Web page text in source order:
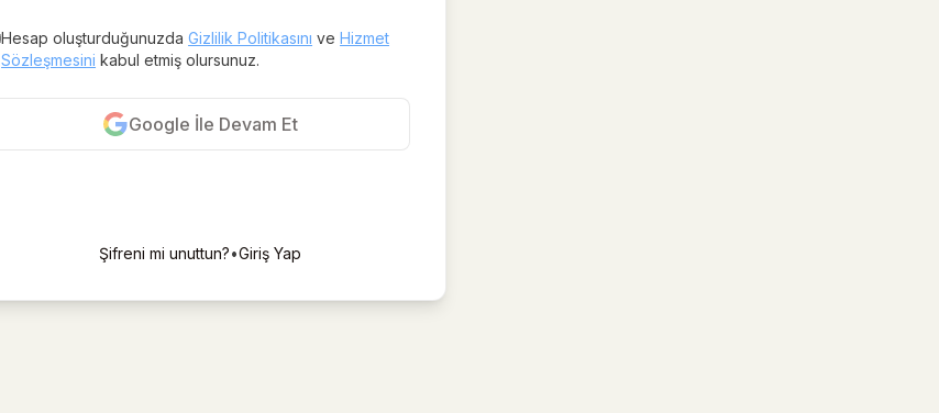
Hesap oluşturduğunuzda Gizlilik Politikasını ve Hizmet
Sözleşmesini kabul etmiş olursunuz.
Google İle Devam Et
Şifreni mi unuttun?•Giriş Yap